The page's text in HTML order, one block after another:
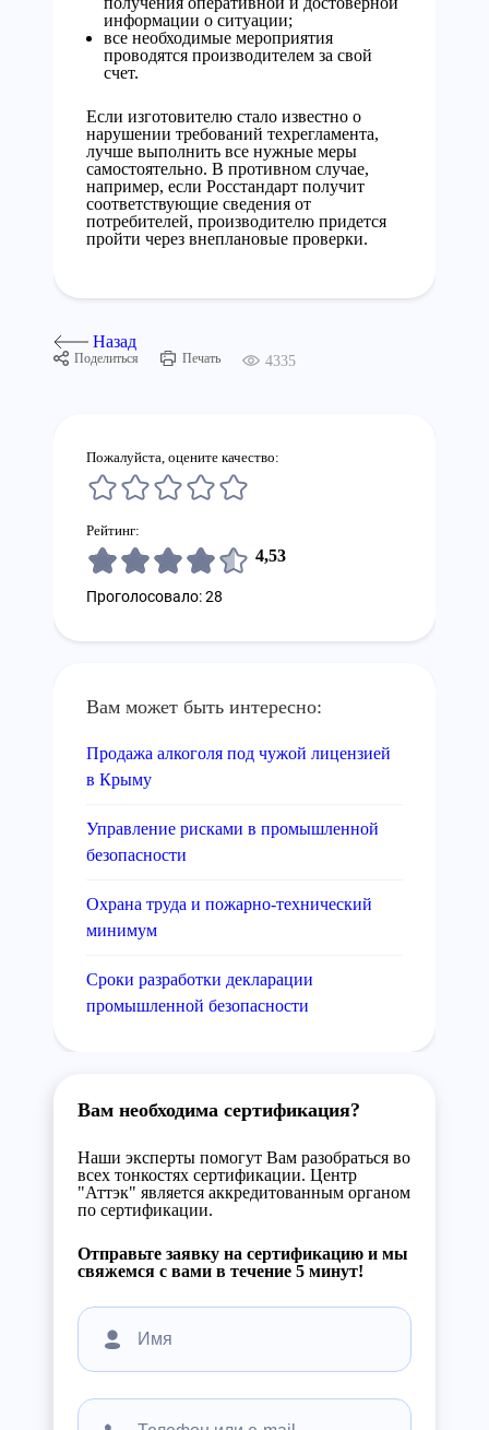
информации о ситуации;
все необходимые мероприятия
проводятся производителем за свой
счет.
Если изготовителю стало известно о
нарушении требований техрегламента,
лучше выполнить все нужные меры
самостоятельно. В противном случае,
например, если Росстандарт получит
соответствующие сведения от
потребителей, производителю придется
пройти через внеплановые проверки.
Назад
Поделиться Печать 4335
Пожалуйста, оцените качество:
Рейтинг:
4,53
Проголосовало: 28
Вам может быть интересно:
Продажа алкоголя под чужой лицензией
в Крыму
Управление рисками в промышленной
безопасности
Охрана труда и пожарно-технический
минимум
Сроки разработки декларации
промышленной безопасности
Вам необходима сертификация?
Наши эксперты помогут Вам разобраться во
всех тонкостях сертификации. Центр
"Аттэк" является аккредитованным органом
по сертификации.
Отправьте заявку на сертификацию и мы
свяжемся с вами в течение 5 минут!